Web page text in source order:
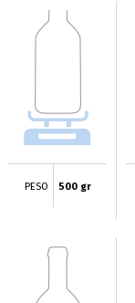
PESO 500 gr